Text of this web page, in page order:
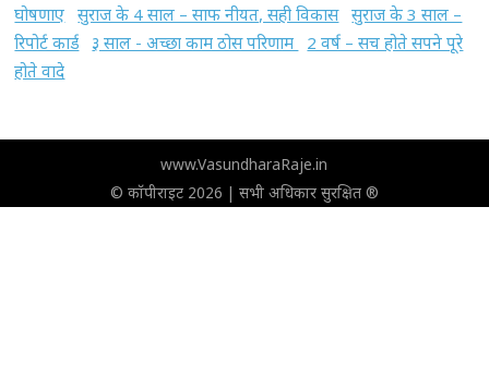
घोषणाए सुराज के 4 साल – साफ नीयत, सही विकास सुराज के 3 साल –
रिपोर्ट कार्ड
३ साल - अच्छा काम ठोस परिणाम
2 वर्ष – सच होते सपने पूरे
होते वादे
www.VasundharaRaje.in
© कॉपीराइट 2026 | सभी अधिकार सुरक्षित ®